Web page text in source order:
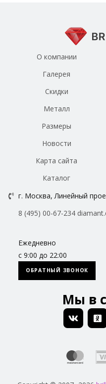
О компании
Галерея
Скидки
Металл
Размеры
Новости
Карта сайта
Каталог
г. Москва, Линейный
8 (495) 00-67-234
Ежедневно
с 9:00 до 22:00
ОБРАТНЫЙ ЗВОНОК
Мы в